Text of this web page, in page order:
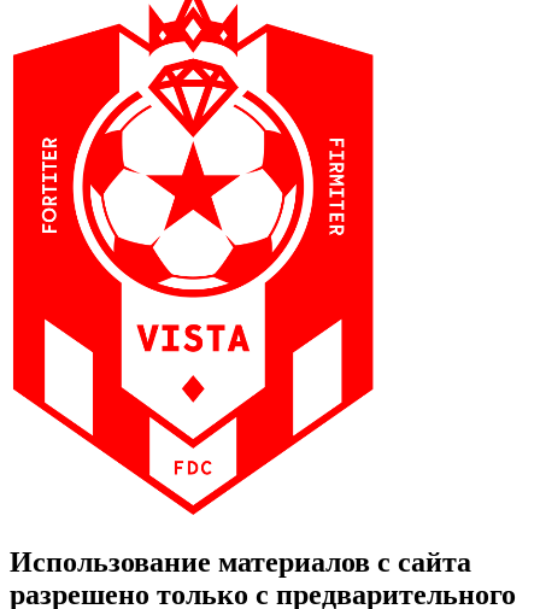
Использование материалов с сайта
разрешено только с предварительного